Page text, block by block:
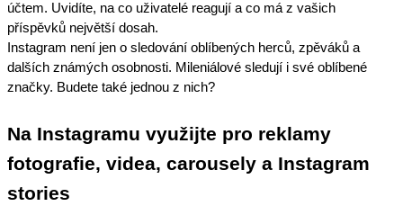
účtem. Uvidíte, na co uživatelé reagují a co má z vašich
příspěvků největší dosah.
Instagram není jen o sledování oblíbených herců, zpěváků a
dalších známých osobnosti. Mileniálové sledují i své oblíbené
značky. Budete také jednou z nich?
Na Instagramu využijte pro reklamy
fotografie, videa, carousely a Instagram
stories